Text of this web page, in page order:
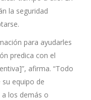
la seguridad
para ayudarles
predica con el
afirma. “Todo
equipo de
los demás o